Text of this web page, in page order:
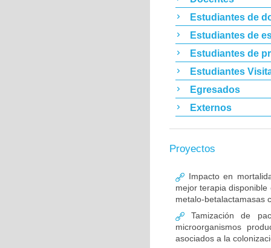
Estudiantes de
Estudiantes de
Estudiantes de
Estudiantes
Egresados
Externos
Proyectos
Impacto en
mejor terapia
metalo-betalactamasas
Tamización de
microorganismos
asociados a la